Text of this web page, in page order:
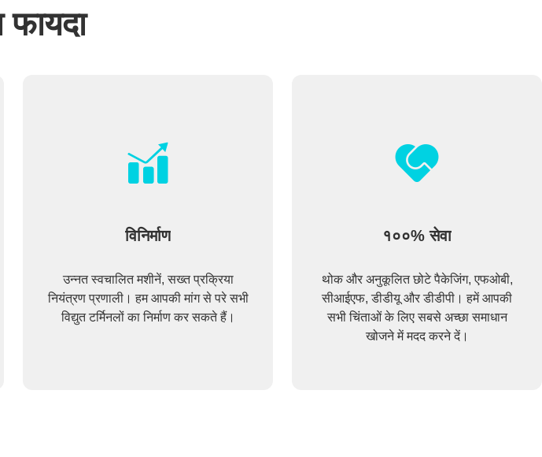
फायदा
विनिर्माण
उन्नत स्वचालित मशीनें, सख्त प्रक्रिया
नियंत्रण प्रणाली। हम आपकी मांग से परे सभी
विद्युत टर्मिनलों का निर्माण कर सकते हैं।
१००% सेवा
थोक और अनुकूलित छोटे पैकेजिंग, एफओबी,
सीआईएफ, डीडीयू और डीडीपी। हमें आपकी
सभी चिंताओं के लिए सबसे अच्छा समाधान
खोजने में मदद करने दें।